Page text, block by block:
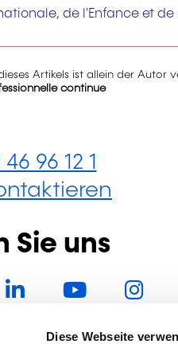
Diese Webseite
de l'Enfance et
Artikels ist allein der Autor
continue
96 12 1
Sie uns
LinkedIn